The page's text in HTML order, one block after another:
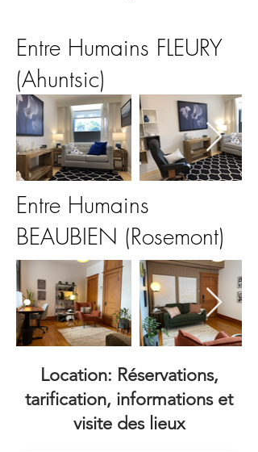
Entre Humains FLEURY
(Ahuntsic)
Entre Humains
BEAUBIEN (Rosemont)
Location: Réservations,
tarification, informations et
visite des lieux